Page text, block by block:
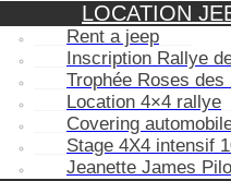
LOCATION
Rent a jeep
Inscription Rallye
Trophée Roses des
Location 4×4 rallye
Covering
Stage 4X4 intensif
Jeanette James